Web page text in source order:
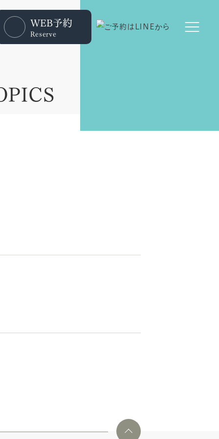
WEB予約
Reserve